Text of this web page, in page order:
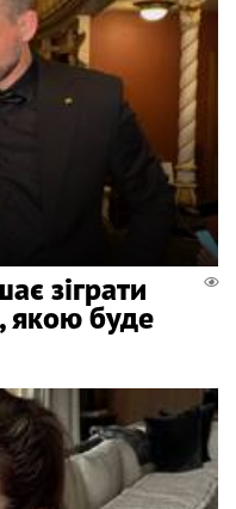
зіграти
якою буде